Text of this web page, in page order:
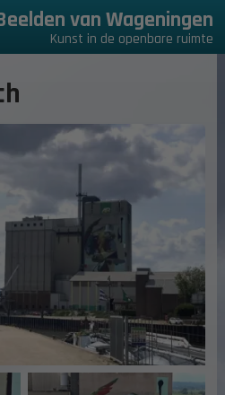
van Wageningen
Kunst in de openbare ruimte